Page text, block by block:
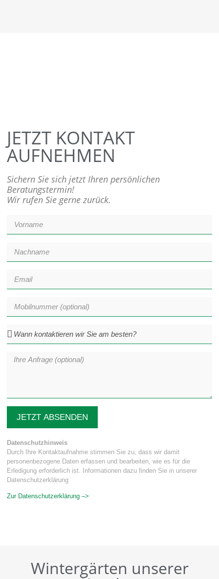
JETZT KONTAKT
AUFNEHMEN
Sichern Sie sich jetzt Ihren persönlichen
Beratungstermin!
Wir rufen Sie gerne zurück.
JETZT ABSENDEN
Datenschutzhinweis
Durch Ihre Kontaktaufnahme stimmen Sie zu, dass wir damit
personenbezogene Daten erfassen und bearbeiten, wie es für die
Erledigung erforderlich ist. Informationen dazu finden Sie in unserer
Datenschutzerklärung
Zur Datenschutzerklärung –>
Wintergärten unserer